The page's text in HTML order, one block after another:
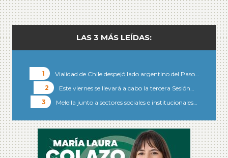
LAS 3 MÁS LEÍDAS:
Vialidad de Chile despejó lado argentino del Paso…
Este viernes se llevará a cabo la tercera Sesión…
Melella junto a sectores sociales e institucionales…